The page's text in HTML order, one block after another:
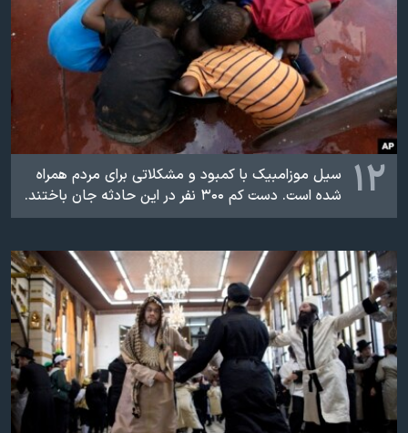
۱۲
سیل موزامبیک با کمبود و مشکلاتی برای مردم همراه
شده است. دست کم ۳۰۰ نفر در این حادثه جان باختند.